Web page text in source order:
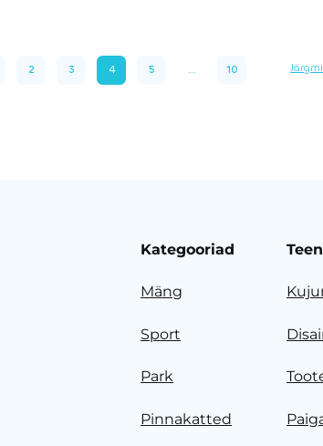
2 3 4 5 ... 10
Kategooriad
Mäng
Sport
Park
Pinnakatted